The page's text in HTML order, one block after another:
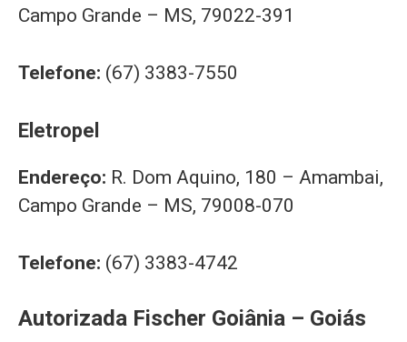
Campo Grande – MS, 79022-391
Telefone: (67) 3383-7550
Eletropel
Endereço: R. Dom Aquino, 180 – Amambai,
Campo Grande – MS, 79008-070
Telefone: (67) 3383-4742
Autorizada Fischer Goiânia – Goiás